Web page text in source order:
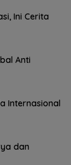
Ini Cerita
Anti
Internasional
dan